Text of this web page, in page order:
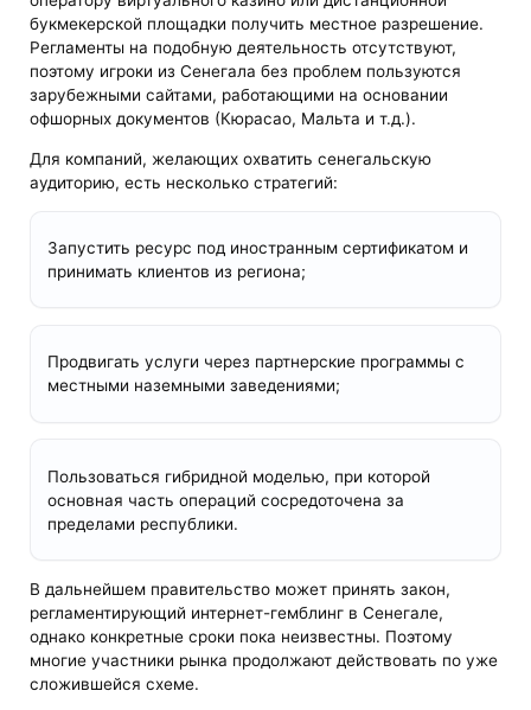
букмекерской площадки получить местное разрешение.
Регламенты на подобную деятельность отсутствуют,
поэтому игроки из Сенегала без проблем пользуются
зарубежными сайтами, работающими на основании
офшорных документов (Кюрасао, Мальта и т.д.).
Для компаний, желающих охватить сенегальскую
аудиторию, есть несколько стратегий:
Запустить ресурс под иностранным сертификатом и
принимать клиентов из региона;
Продвигать услуги через партнерские программы с
местными наземными заведениями;
Пользоваться гибридной моделью, при которой
основная часть операций сосредоточена за
пределами республики.
В дальнейшем правительство может принять закон,
регламентирующий интернет-гемблинг в Сенегале,
однако конкретные сроки пока неизвестны. Поэтому
многие участники рынка продолжают действовать по уже
сложившейся схеме.